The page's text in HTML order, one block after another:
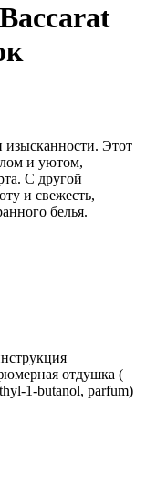
изысканности. Этот
и уютом,
С другой
и свежесть,
белья.
отдушка (
1-butanol, parfum)